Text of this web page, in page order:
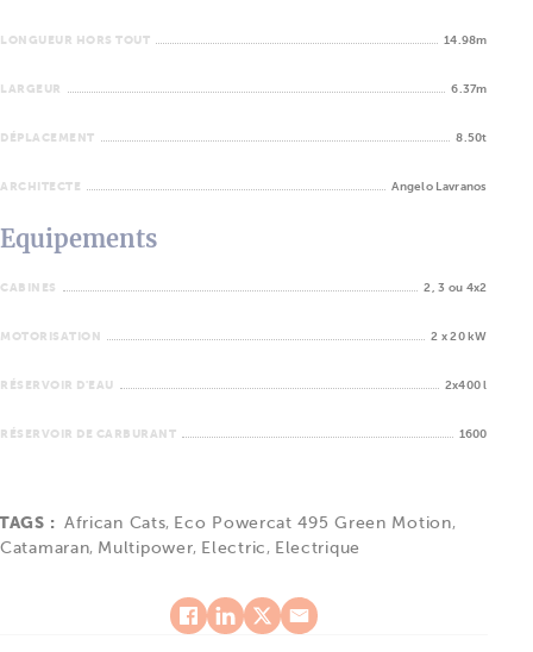
LONGUEUR HORS TOUT 14.98m
LARGEUR 6.37m
DÉPLACEMENT 8.50t
ARCHITECTE Angelo Lavranos
Equipements
CABINES 2, 3 ou 4x2
MOTORISATION 2 x 20 kW
RÉSERVOIR D'EAU 2x400 l
RÉSERVOIR DE CARBURANT 1600
TAGS : African Cats, Eco Powercat 495 Green Motion,
Catamaran, Multipower, Electric , Electrique